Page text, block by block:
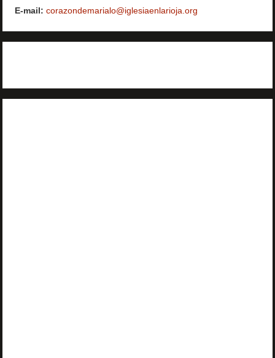
E-mail: corazondemarialo@iglesiaenlarioja.org